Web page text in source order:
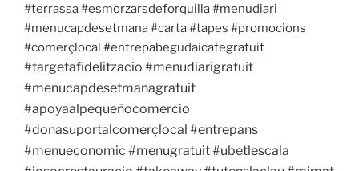
#terrassa #esmorzarsdeforquilla #menudiari
#menucapdesetmana #carta #tapes #promocions
#comerçlocal #entrepabegudaicafegratuit
#targetafidelitzacio #menudiarigratuit
#menucapdesetmanagratuit
#apoyaalpequeñocomercio
#donasuportalcomerçlocal #entrepans
#menueconomic #menugratuit #ubetlescala